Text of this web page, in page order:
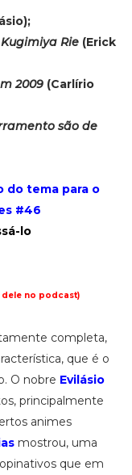
Rie(Erick
2009(Carlírio
são de
do tema para o
#46
lo
no podcast)
completa,
que é o
O nobre Evilásio
principalmente
animes
mostrou, uma
que em